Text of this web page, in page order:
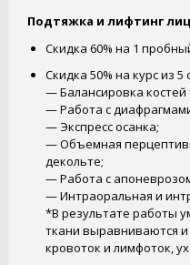
Подтяжка и лифтинг
Скидка 60% на 1
Скидка 50% на курс из 5
— Балансировка костей
— Работа с
— Экспресс осанка;
— Объемная
декольте;
— Работа с
— Интраоральная и
*В результате работы
ткани выравниваются и
кровоток и лимфоток,